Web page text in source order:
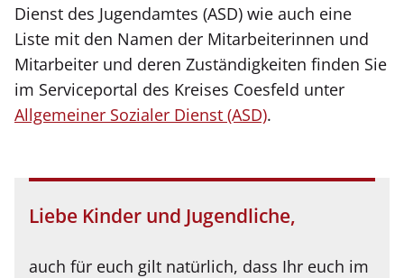
Dienst des Jugendamtes (ASD) wie auch eine
Liste mit den Namen der Mitarbeiterinnen und
Mitarbeiter und deren Zuständigkeiten finden Sie
im Serviceportal des Kreises Coesfeld unter
Allgemeiner Sozialer Dienst (ASD).
Liebe Kinder und Jugendliche,
auch für euch gilt natürlich, dass Ihr euch im